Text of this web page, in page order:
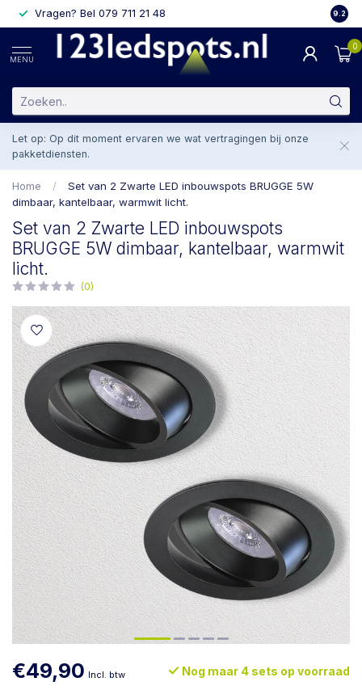
Vragen? Bel 079 711 21 48 29.2
MENU
0
Let op: Op dit moment ervaren we wat vertragingen bij onze
pakketdiensten.
Home /
Set van 2 Zwarte LED inbouwspots BRUGGE 5W
dimbaar, kantelbaar, warmwit licht.
Set van 2 Zwarte LED inbouwspots
BRUGGE 5W dimbaar, kantelbaar, warmwit
licht.
(0)
€49,90 Incl. btw Nog maar 4 sets op voorraad